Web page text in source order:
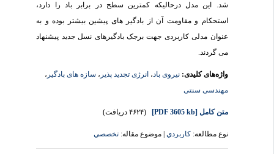
شد. این مدل درحالیکه کمترین سطح در برابر باد را دارد،
استحکام و مقاومت آن از بادگیر های پیشین بیشتر بوده و به
عنوان مدلی کاربردی جهت برجک بادگیرهای نسل جدید پیشنهاد
می گردند.
واژه‌های کلیدی:نیروی باد ،انرژی تجدید پذیر،سازه های بادگیر،
مهندسی سنتی
متن کامل[PDF 3605 kb] (۴۶۲۴ دریافت)
نوع مطالعه:كاربردي| موضوع مقاله:تخصصي